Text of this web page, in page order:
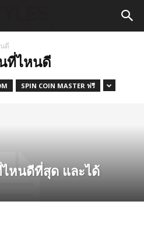
ดี
ที่ไหนดี
SPIN COIN MASTER ฟรี
หนดีที่สุด และได้